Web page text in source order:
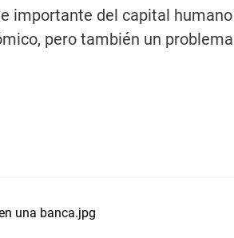
importante del capital
pero también un